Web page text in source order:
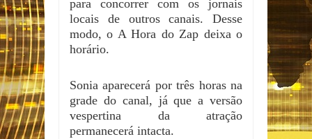
para concorrer com os jornais
locais de outros canais. Desse
modo, o A Hora do Zap deixa o
horário.
Sonia aparecerá por três horas na
grade do canal, já que a versão
vespertina da atração
permanecerá intacta.